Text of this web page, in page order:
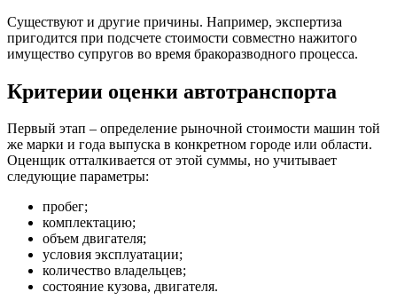
Существуют и другие причины. Например, экспертиза
пригодится при подсчете стоимости совместно нажитого
имущество супругов во время бракоразводного процесса.
Критерии оценки автотранспорта
Первый этап – определение рыночной стоимости машин той
же марки и года выпуска в конкретном городе или области.
Оценщик отталкивается от этой суммы, но учитывает
следующие параметры:
пробег;
комплектацию;
объем двигателя;
условия эксплуатации;
количество владельцев;
состояние кузова, двигателя.